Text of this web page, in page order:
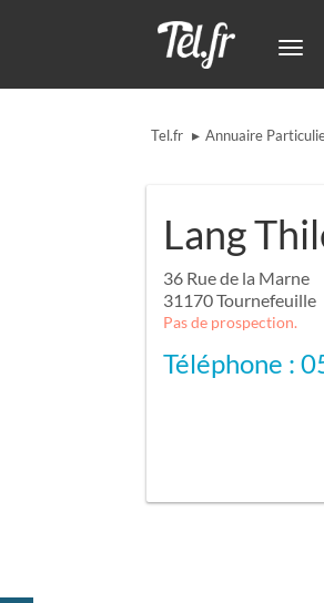
Tel.fr ▸ Annuaire
Lang
36 Rue de la Marne
31170Tournefeuille
Pas de prospection.
Téléphone :